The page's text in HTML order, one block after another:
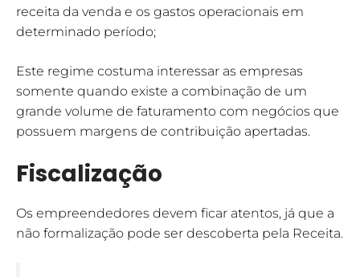
receita da venda e os gastos operacionais em
determinado período;
Este regime costuma interessar as empresas
somente quando existe a combinação de um
grande volume de faturamento com negócios que
possuem margens de contribuição apertadas.
Fiscalização
Os empreendedores devem ficar atentos, já que a
não formalização pode ser descoberta pela Receita.